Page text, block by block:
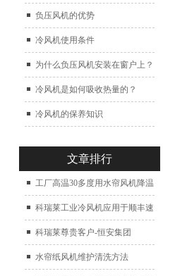
负压风机的优势
冷风机使用条件
为什么负压风机安装在窗户上？
冷风机是如何吸收热量的？
冷风机的保养知识
文章排行
工厂高温30多度用水帘风机降温
科瑞莱工业冷风机应用于顺丰速
运仓库通风降温
科瑞莱尊贵客户-恒安集团
水帘纸风机维护清洗方法